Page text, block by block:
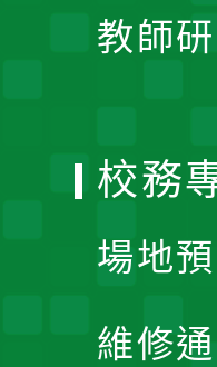
教師
校務
場地
維修